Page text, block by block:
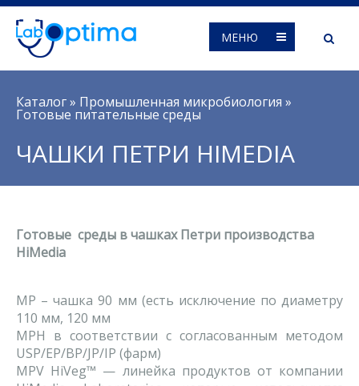
МЕНЮ
Вы здесь
Каталог» Промышленная микробиология »
Готовые питательные среды
ЧАШКИ ПЕТРИ HIMEDIA
Готовые среды в чашках Петри производства
HiMedia
MP – чашка 90 мм (есть исключение по диаметру
110 мм, 120 мм
MPH в соответствии с согласованным методом
USP/EP/BP/JP/IP (фарм)
MPV HiVeg™ — линейка продуктов от компании